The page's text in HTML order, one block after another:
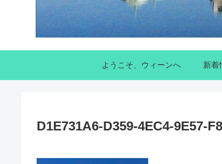
ようこそ、ウィーンへ 新着
D1E731A6-D359-4EC4-9E57-